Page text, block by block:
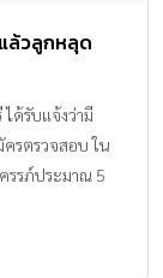
ล้วลูกหลุด
ด้รับแจ้งว่ามี
ครตรวจสอบ ใน
รรภ์ประมาณ 5
งว่าเด็กน่าจะ 5
นมาวันรุ่งขึ้น ก็